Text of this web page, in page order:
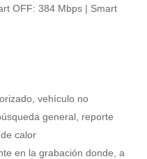
OFF: 384 Mbps | Smart
vehículo no
general, reporte
calor
en la grabación donde, a